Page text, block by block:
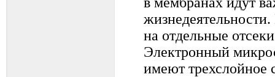
на отдельные
Электронный
имеют трехслойное